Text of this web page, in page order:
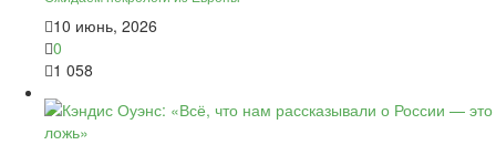
10 июнь, 2026
0
1 058